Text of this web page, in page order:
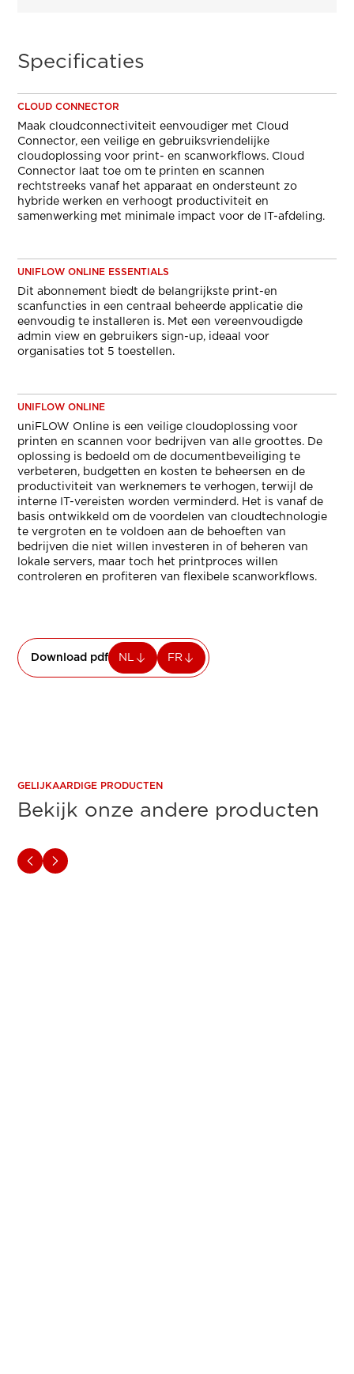
Specificaties
CLOUD CONNECTOR
Maak cloudconnectiviteit eenvoudiger met Cloud
Connector, een veilige en gebruiksvriendelijke
cloudoplossing voor print- en scanworkflows. Cloud
Connector laat toe om te printen en scannen
rechtstreeks vanaf het apparaat en ondersteunt zo
hybride werken en verhoogt productiviteit en
samenwerking met minimale impact voor de IT-afdeling.
UNIFLOW ONLINE ESSENTIALS
Dit abonnement biedt de belangrijkste print-en
scanfuncties in een centraal beheerde applicatie die
eenvoudig te installeren is. Met een vereenvoudigde
admin view en gebruikers sign-up, ideaal voor
organisaties tot 5 toestellen.
UNIFLOW ONLINE
uniFLOW Online is een veilige cloudoplossing voor
printen en scannen voor bedrijven van alle groottes. De
oplossing is bedoeld om de documentbeveiliging te
verbeteren, budgetten en kosten te beheersen en de
productiviteit van werknemers te verhogen, terwijl de
interne IT-vereisten worden verminderd. Het is vanaf de
basis ontwikkeld om de voordelen van cloudtechnologie
te vergroten en te voldoen aan de behoeften van
bedrijven die niet willen investeren in of beheren van
lokale servers, maar toch het printproces willen
controleren en profiteren van flexibele scanworkflows.
Download pdf NL FR
GELIJKAARDIGE PRODUCTEN
Bekijk onze andere producten